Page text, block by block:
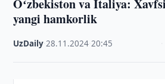
Oʻzbekiston va Italiya:
yangi hamkorlik
UzDaily ·28.11.2024 ·20:45